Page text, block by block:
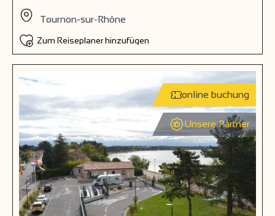
Tournon-sur-Rhône
Zum Reiseplaner hinzufügen
online buchung
Unsere Partner